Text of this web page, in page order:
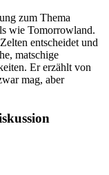
zum Thema
wie Tomorrowland.
entscheidet und
matschige
Er erzählt von
mag, aber